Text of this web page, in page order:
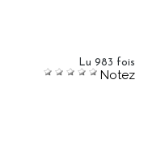
Lu 983 fois
Notez